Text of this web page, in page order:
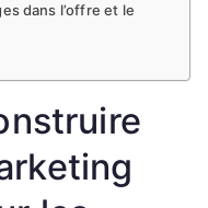
dans l’offre et le